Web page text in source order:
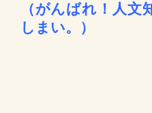
（がんばれ！人文
しまい。）